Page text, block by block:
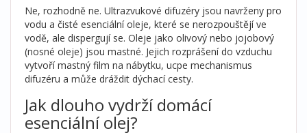
Ne, rozhodně ne. Ultrazvukové difuzéry jsou navrženy pro
vodu a čisté esenciální oleje, které se nerozpouštějí ve
vodě, ale dispergují se. Oleje jako olivový nebo jojobový
(nosné oleje) jsou mastné. Jejich rozprášení do vzduchu
vytvoří mastný film na nábytku, ucpe mechanismus
difuzéru a může dráždit dýchací cesty.
Jak dlouho vydrží domácí
esenciální olej?